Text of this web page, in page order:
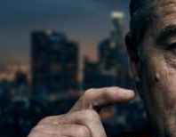
Infotechnology
Clase
Clima
Mundial 2026